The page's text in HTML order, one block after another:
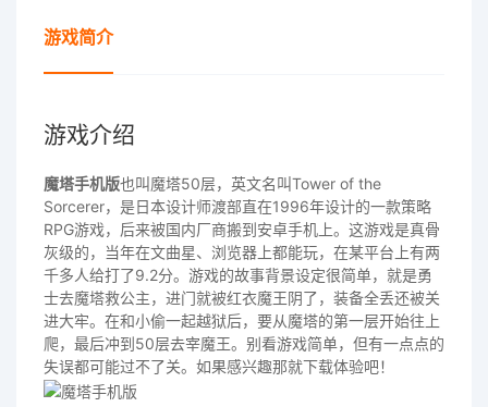
游戏简介
游戏介绍
魔塔手机版也叫魔塔50层，英文名叫Tower of the
Sorcerer，是日本设计师渡部直在1996年设计的一款策略
RPG游戏，后来被国内厂商搬到安卓手机上。这游戏是真骨
灰级的，当年在文曲星、浏览器上都能玩，在某平台上有两
千多人给打了9.2分。游戏的故事背景设定很简单，就是勇
士去魔塔救公主，进门就被红衣魔王阴了，装备全丢还被关
进大牢。在和小偷一起越狱后，要从魔塔的第一层开始往上
爬，最后冲到50层去宰魔王。别看游戏简单，但有一点点的
失误都可能过不了关。如果感兴趣那就下载体验吧！